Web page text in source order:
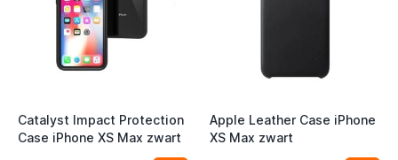
Catalyst Impact Protection
Case iPhone XS Max zwart
Apple Leather Case iPhone
XS Max zwart